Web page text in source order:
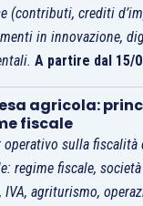
(contributi, crediti
in innovazione,
A partire dal 15/
agricola:
fiscale
operativo sulla fiscalità
regime fiscale,
IVA, agriturismo,